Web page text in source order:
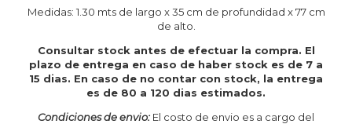
Medidas: 1.30 mts de largo x 35 cm de profundidad x 77 cm
de alto.
Consultar stock antes de efectuar la compra. El
plazo de entrega en caso de haber stock es de 7 a
15 dias. En caso de no contar con stock, la entrega
es de 80 a 120 dias estimados.
Condiciones de envio: El costo de envio es a cargo del